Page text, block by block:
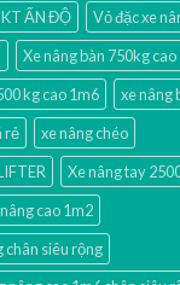
ẤN ĐỘ
Vỏ đặc xe
Xe nâng bàn 750kg
kg cao 1m6
xe nâng
rẻ
xe nâng chéo
Xe nâng tay
cao 1m2
chân siêu rộng